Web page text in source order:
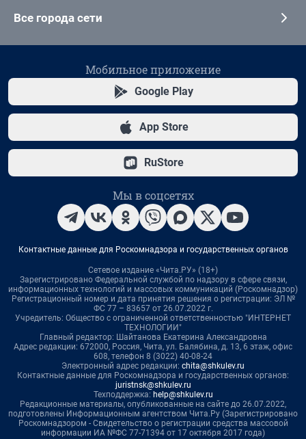
Все города сети
Мобильное приложение
Google Play
App Store
RuStore
Мы в соцсетях
Контактные данные для Роскомнадзора и государственных органов
Сетевое издание «Чита.РУ» (18+)
Зарегистрировано Федеральной службой по надзору в сфере связи,
информационных технологий и массовых коммуникаций (Роскомнадзор)
Регистрационный номер и дата принятия решения о регистрации: ЭЛ №
ФС 77 – 83657 от 26.07.2022 г.
Учредитель: Общество с ограниченной ответственностью "ИНТЕРНЕТ
ТЕХНОЛОГИИ"
Главный редактор: Шайтанова Екатерина Александровна
Адрес редакции: 672000, Россия, Чита, ул. Балябина, д. 13, 6 этаж, офис
608, телефон 8 (3022) 40-08-24
Электронный адрес редакции: chita@shkulev.ru
Контактные данные для Роскомнадзора и государственных органов:
juristnsk@shkulev.ru
Техподдержка: help@shkulev.ru
Редакционные материалы, опубликованные на сайте до 26.07.2022,
подготовлены Информационным агентством Чита.Ру (Зарегистрировано
Роскомнадзором - Свидетельство о регистрации средства массовой
информации ИА №ФС 77-71394 от 17 октября 2017 года)